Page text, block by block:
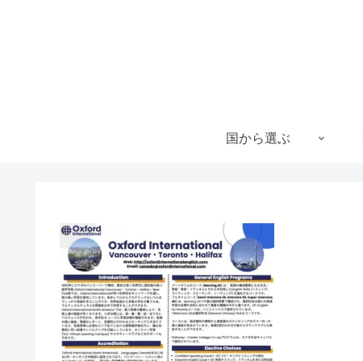
国から選ぶ